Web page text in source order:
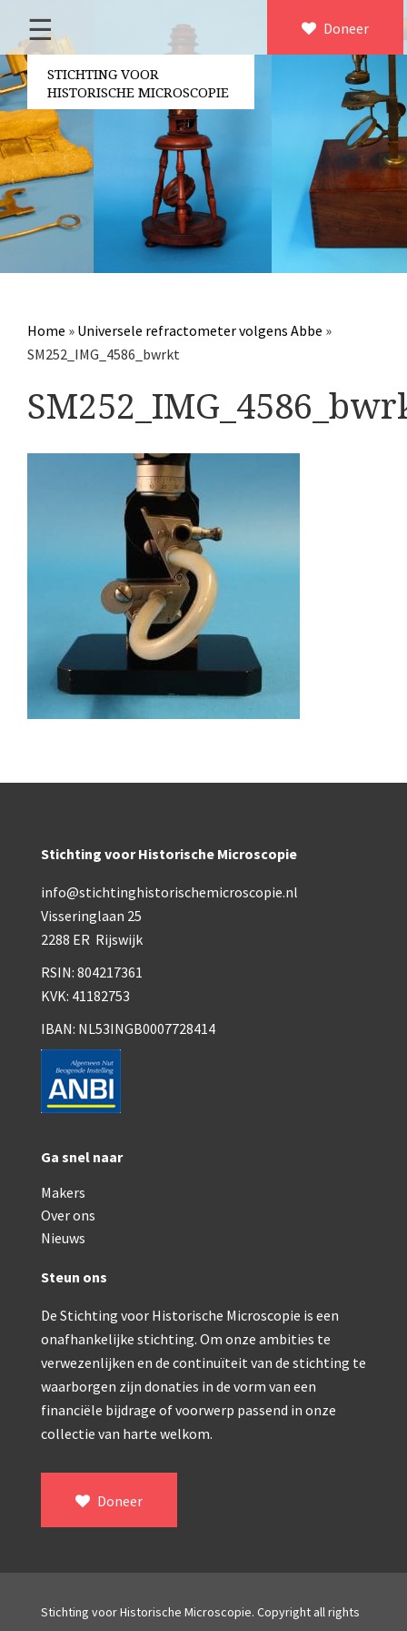
×
Home
Over ons
Contact
Bestuur
Vrijwilligers
Partners
Jaarverslagen
Microscopen
Overige optische instrumenten
Elektrische meetapparatuur
Boeken
Divers
Makers
Images
Culpeper (ca. 1735)
Cuff (ca. 1745)
volgens Culpeper (1750-
Dollond, ‘Jones’ most improved type’ (1800-1830)
Long, Gould type (1821-1850)
Nachet, ‘grand modèle’ (1856-1862)
Beck & Beck, ‘popular microscope’ (ca.
Dollond, ‘bar-limb’ (1860-1880)
Ongesigneerd, Engels (1860-1880)
Robbins (1860-1890)
Nachet, ‘plus simple’ (1862-1880)
Beck & Beck, ‘popular microscope’ (1867)
Bianchi, trommelmicroscoop (1869-1873)
Hartnack / Prazmowski (1870-1880)
Baker, prepareermicroscoop (1870-1890)
Double pillar, Frans (1870-1900)
Watson & Sons, No. 1 ‘Van Heurck’ (ca. 1900)
Reichert (ca. 1925)
Winkel, statief BTC (1955-1957)
ROW, schoolmicroscoop (1955-1965)
Troughton & Simms, McArthur type (1959-
Doneer
☰
STICHTING VOOR
HISTORISCHE MICROSCOPIE
Home » Universele refractometer volgens Abbe »
SM252_IMG_4586_bwrkt
Stichting voor Historische Microscopie
info@stichtinghistorischemicroscopie.nl
Visseringlaan 25
2288 ER Rijswijk
RSIN: 804217361
KVK: 41182753
IBAN: NL53INGB0007728414
Ga snel naar
Makers
Over ons
Nieuws
Steun ons
De Stichting voor Historische Microscopie is een
onafhankelijke stichting. Om onze ambities te
verwezenlijken en de continuïteit van de stichting te
waarborgen zijn donaties in de vorm van een
financiële bijdrage of voorwerp passend in onze
collectie van harte welkom.
Doneer
Stichting voor Historische Microscopie. Copyright all rights